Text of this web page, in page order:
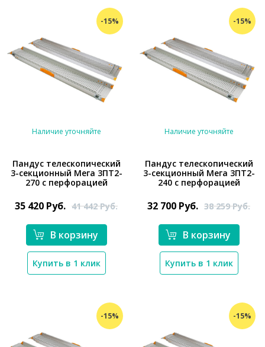
-15%
*}
Наличие уточняйте
Пандус телескопический
3-секционный Мега 3ПТ2-
270 с перфорацией
35 420 Руб. 41 442Руб.
В корзину
Купить в 1 клик
-15%
*}
Наличие уточняйте
Пандус телескопический
3-секционный Мега 3ПТ2-
240 с перфорацией
32 700 Руб. 38 259Руб.
В корзину
Купить в 1 клик
-15% -15%